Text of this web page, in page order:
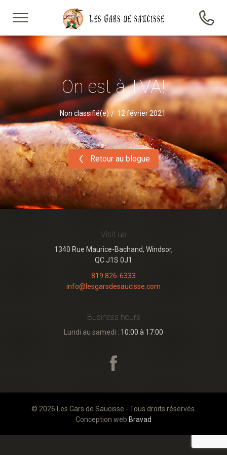
On est à TVA!
Non classifié(e) 12 février 2021
Retour au blogue
Visit us
1340 Rue Maurice-Bachand, Windsor,
QC J1S 0J1
819 826-6333
info@lesgarsdesaucisse.com
Business hours
Lundi au samedi : 10:00 à 17:00
© 2026 Les Gars de Saucisse - Tous droits réservés.
Conception web Bravad